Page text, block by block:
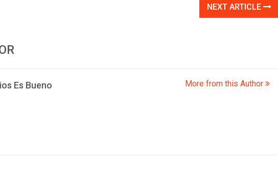
NEXT ARTICLE
Es Bueno More from this Author